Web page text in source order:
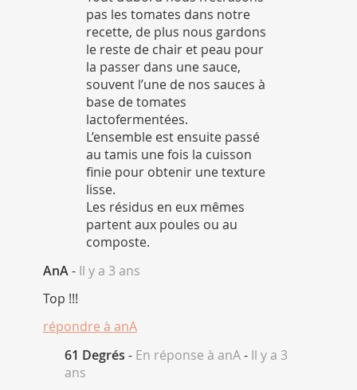
pas les tomates dans notre
recette, de plus nous gardons
le reste de chair et peau pour
la passer dans une sauce,
souvent l’une de nos sauces à
base de tomates
lactofermentées.
L’ensemble est ensuite passé
au tamis une fois la cuisson
finie pour obtenir une texture
lisse.
Les résidus en eux mêmes
partent aux poules ou au
composte.
AnA- Il y a 3 ans
Top !!!
répondre à anA
61 Degrés - En réponse à anA- Il y a 3
ans